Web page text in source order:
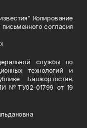
Копирование
согласия
службы по
технологий и
Башкортостан.
№ТУ02-01799 от 19